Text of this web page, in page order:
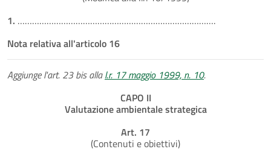
1. ……………………………………………………………………….
Nota relativa all'articolo 16
Aggiunge l'art. 23 bis allal.r. 17 maggio 1999, n. 10.
CAPO II
Valutazione ambientale strategica
Art. 17
(Contenuti e obiettivi)